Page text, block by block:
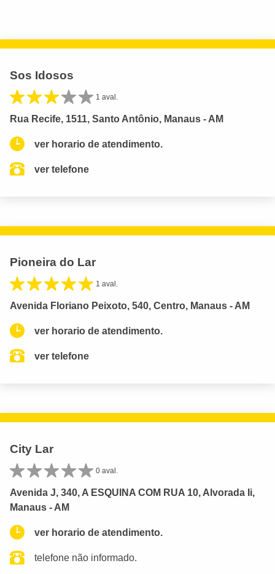
Sos Idosos
1 aval.
Rua Recife, 1511, Santo Antônio, Manaus - AM
ver horario de atendimento.
ver telefone
Pioneira do Lar
1 aval.
Avenida Floriano Peixoto, 540, Centro, Manaus - AM
ver horario de atendimento.
ver telefone
City Lar
0 aval.
Avenida J, 340, A ESQUINA COM RUA 10, Alvorada Ii,
Manaus - AM
ver horario de atendimento.
telefone não informado.